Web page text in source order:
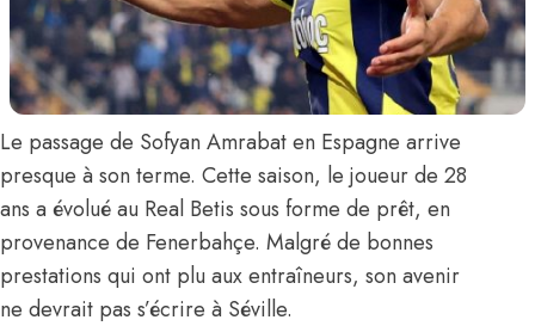
Le passage de Sofyan Amrabaten Espagne arrive
presque à son terme. Cette saison, le joueur de 28
ans a évolué au Real Betis sous forme de prêt, en
provenance de Fenerbahçe. Malgré de bonnes
prestations qui ont plu aux entraîneurs, son avenir
ne devrait pas s’écrire à Séville.